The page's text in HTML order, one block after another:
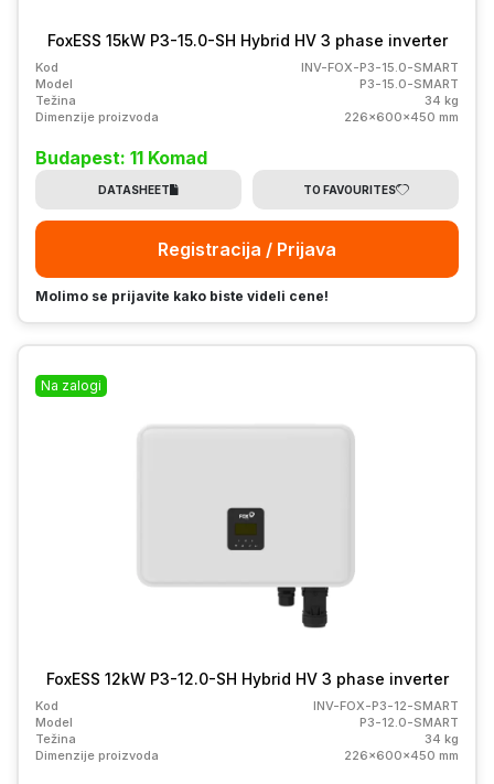
FoxESS 15kW P3-15.0-SH Hybrid HV 3 phase inverter
Kod
INV-FOX-P3-15.0-SMART
Model
P3-15.0-SMART
Težina
34 kg
Dimenzije proizvoda
226x600x450 mm
Budapest: 11 Komad
DATASHEET TO FAVOURITES
Registracija / Prijava
Molimo se prijavite kako biste videli cene!
Na zalogi
FoxESS 12kW P3-12.0-SH Hybrid HV 3 phase inverter
Kod
INV-FOX-P3-12-SMART
Model
P3-12.0-SMART
Težina
34 kg
Dimenzije proizvoda
226x600x450 mm